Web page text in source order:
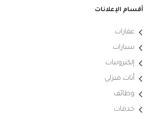
أقسام الإعلانات
عقارات
سيارات
إلكترونيات
أثاث منزلي
وظائف
خدمات